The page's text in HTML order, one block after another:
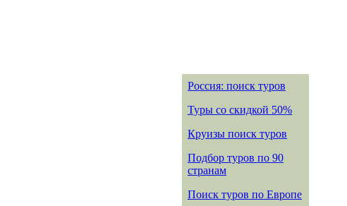
Россия: поиск туров
Туры со скидкой 50%
Круизы поиск туров
Подбор туров по 90
странам
Поиск туров по Европе